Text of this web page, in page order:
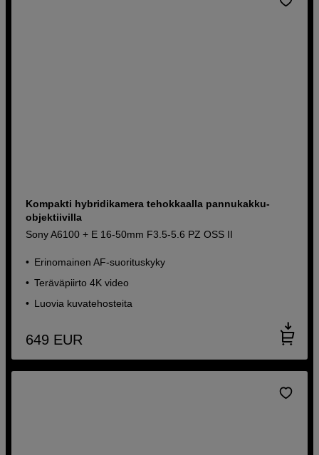
Kompakti hybridikamera tehokkaalla pannukakku-
objektiivilla
Sony A6100 + E 16-50mm F3.5-5.6 PZ OSS II
Erinomainen AF-suorituskyky
Teräväpiirto 4K video
Luovia kuvatehosteita
649 EUR